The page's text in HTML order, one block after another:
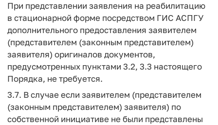
При представлении заявления на реабилитацию
в стационарной форме посредством ГИС АСПГУ
дополнительного предоставления заявителем
(представителем (законным представителем)
заявителя) оригиналов документов,
предусмотренных пунктами 3.2, 3.3 настоящего
Порядка, не требуется.
3.7. В случае если заявителем (представителем
(законным представителем) заявителя) по
собственной инициативе не были представлены